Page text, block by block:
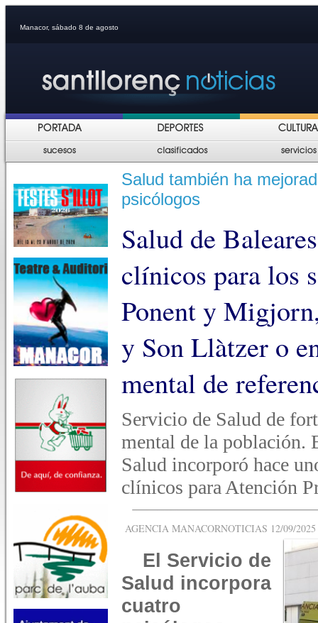
Manacor, sábado 8 de agosto
Salud también ha
psicólogos
Salud de
clínicos para los
Ponent y
y Son Llàtzer o
mental de
Servicio de Salud de
mental de la población.
Salud incorporó hace
clínicos para Atención
AGENCIA MANACORNOTICIAS 12/09/
El Servicio de
Salud incorpora
cuatro